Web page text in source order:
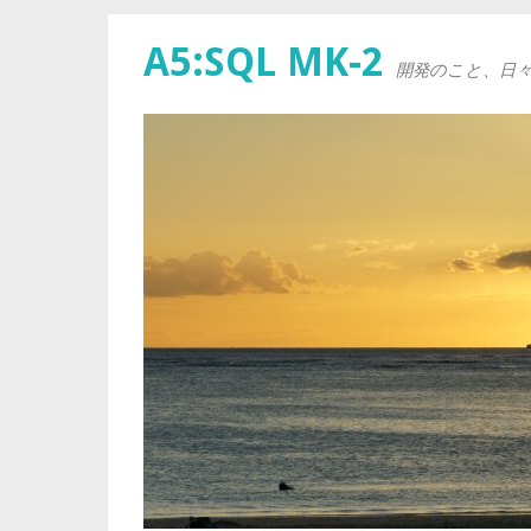
A5:SQL MK-2 開発のこと、日